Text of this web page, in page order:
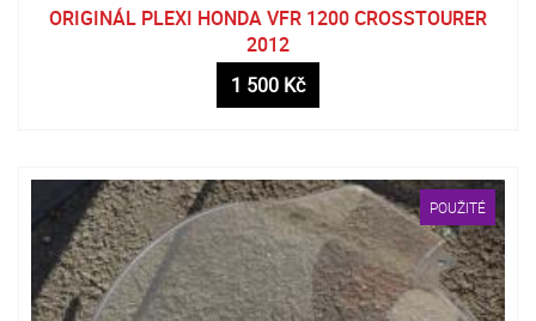
ORIGINÁL PLEXI HONDA VFR 1200 CROSSTOURER
2012
1 500 Kč
POUŽITÉ